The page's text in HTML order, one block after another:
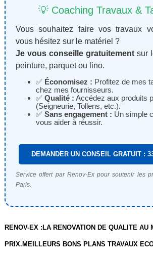
💡 Coaching Travaux &
Vous souhaitez faire vos travaux
vous hésitez sur le matériel ?
Je vous conseille gratuitementsur
peinture, parquet ou lino.
✅ Économisez : Profitez de mes
chez mes fournisseurs.
✅ Qualité : Accédez aux produits
(Seigneurie, Tollens, etc.).
✅ Sans engagement : Un simple
vous aider à réussir.
DEMANDER UN CONSEIL GRATUIT :
Service offert par Renov-Ex pour soutenir les
Paris.
RENOV-EX :LA RENOVATION DE QUALITE AU
PRIX.MEILLEURS BONS PLANS TRAVAUX